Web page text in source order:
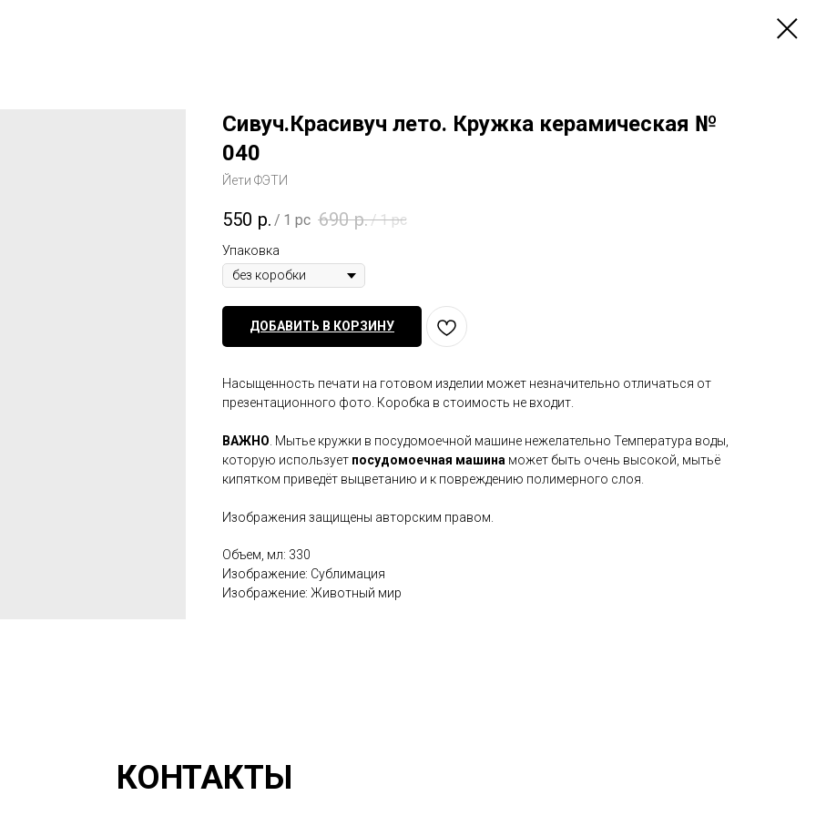
Сивуч.Красивуч лето. Кружка керамическая №
040
Йети ФЭТИ
550 р. / 1 pc 690 р./1 pc
Упаковка
ДОБАВИТЬ В КОРЗИНУ
Насыщенность печати на готовом изделии может незначительно отличаться от
презентационного фото. Коробка в стоимость не входит.
ВАЖНО. Мытье кружки в посудомоечной машине нежелательно Температура воды,
которую использует посудомоечная машина может быть очень высокой, мытьё
кипятком приведёт выцветанию и к повреждению полимерного слоя.
Изображения защищены авторским правом.
Объем, мл: 330
Изображение: Сублимация
Изображение: Животный мир
КОНТАКТЫ